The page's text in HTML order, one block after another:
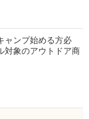
ャンプ始める方必
対象のアウトドア商